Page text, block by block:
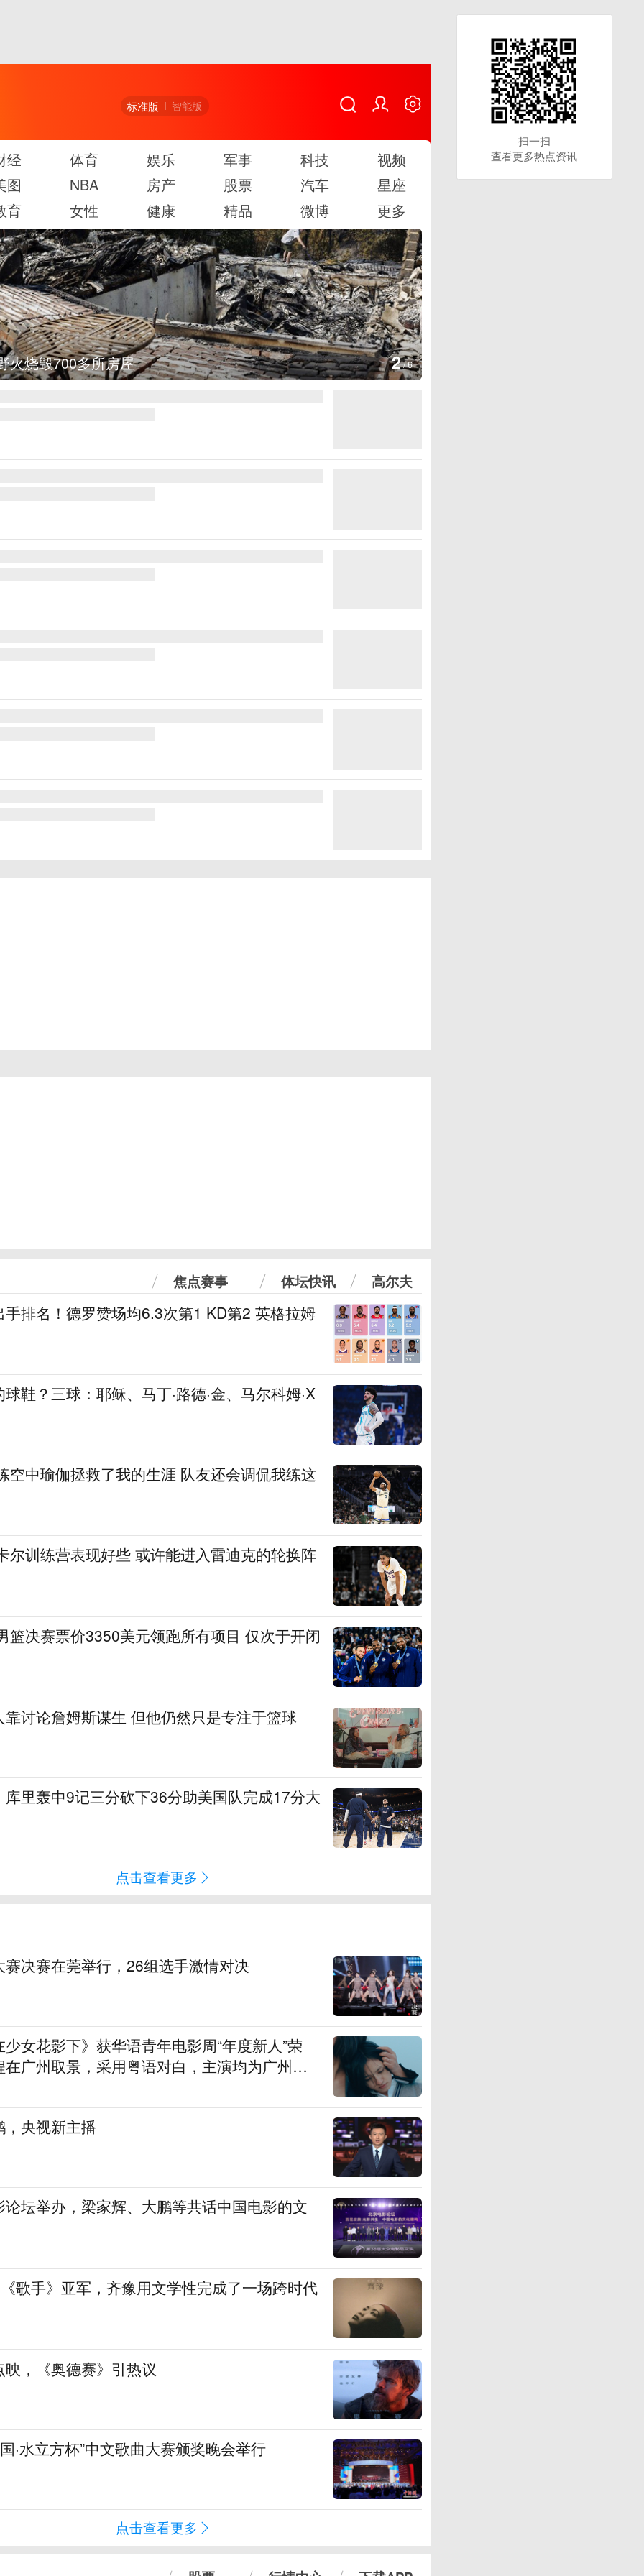
标准版 智能版
经 体育 娱乐 军事 科技
视频
图
NBA 房产 股票 汽车
星座
育
女性 健康 精品 微博 更多
：大马士革发生爆炸 3/6
焦点赛事 体坛快讯 高尔夫
手排名！德罗赞场均6.3次第1 KD第2 英格拉姆
鞋？三球：耶稣、马丁·路德·金、马尔科姆·X
空中瑜伽拯救了我的生涯 队友还会调侃我练这
尔训练营表现好些 或许能进入雷迪克的轮换阵
篮决赛票价3350美元领跑所有项目 仅次于开闭
讨论詹姆斯谋生 但他仍然只是专注于篮球
里轰中9记三分砍下36分助美国队完成17分大
点击查看更多
决赛在莞举行，26组选手激情对决
女花影下》获华语青年电影周“年度新人”荣
广州取景，采用粤语对白，主演均为广州本
央视新主播
坛举办，梁家辉、大鹏等共话中国电影的文
歌手》亚军，齐豫用文学性完成了一场跨时代
，《奥德赛》引热议
·水立方杯”中文歌曲大赛颁奖晚会举行
点击查看更多
扫一扫
查看更多热点资讯
扫一扫
查看更多热点资讯